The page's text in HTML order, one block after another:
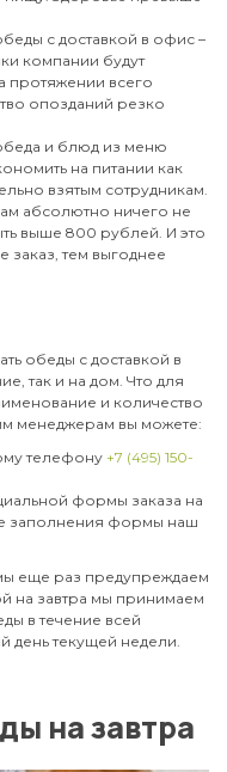
с доставкой в офис –
компании будут
протяжении всего
опозданий резко
и блюд из меню
на питании как
взятым сотрудникам.
абсолютно ничего не
выше 800 рублей. И это
заказ, тем выгоднее
обеды с доставкой в
так и на дом. Что для
и количество
менеджерам вы можете:
телефону +7 (495) 150-
формы заказа на
заполнения формы наш
еще раз предупреждаем
на завтра мы принимаем
в течение всей
день текущей недели.
на завтра